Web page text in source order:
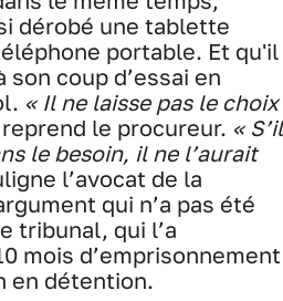
dérobé une tablette
portable. Et qu'il
son coup d’essai en
« Il ne laisse pas le choix
reprend le procureur. « S’il
le besoin, il ne l’aurait
l’avocat de la
qui n’a pas été
tribunal, qui l’a
mois d’emprisonnement
en détention.